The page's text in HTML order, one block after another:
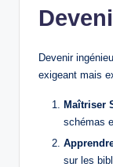
Devenir
exigeant mais
Maîtriser
schémas
sur les